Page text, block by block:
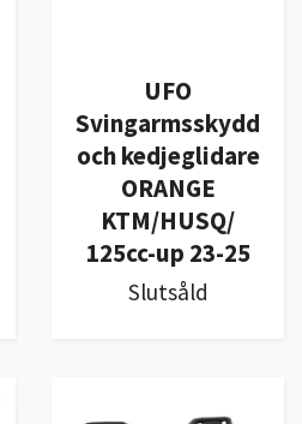
UFO
Svingarmsskydd
och kedjeglidare
ORANGE
KTM/HUSQ/
125cc-up 23-25
Slutsåld